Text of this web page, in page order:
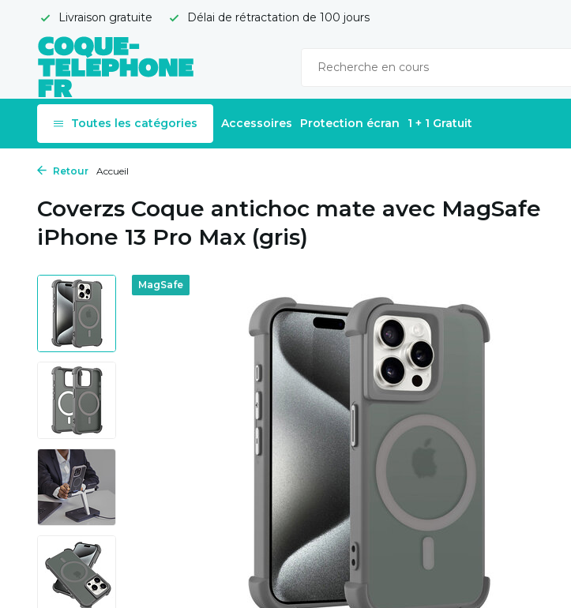
Livraison gratuite Délai de rétractation de 100 jours
Toutes les catégories Accessoires Protection écran 1 + 1 Gratuit
Retour Accueil
Coverzs Coque antichoc mate avec MagSafe
iPhone 13 Pro Max (gris)
MagSafe